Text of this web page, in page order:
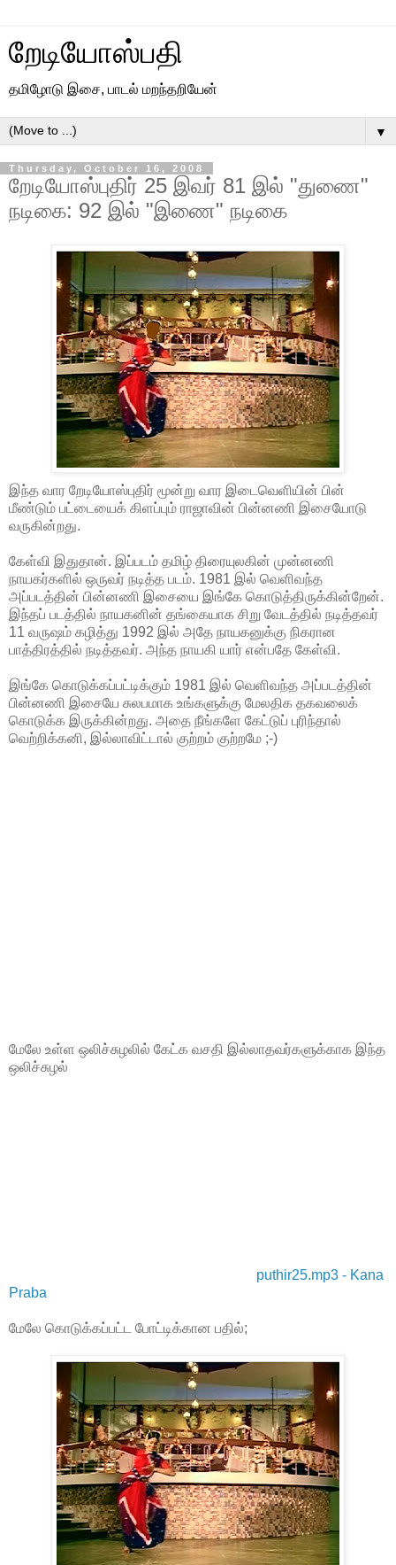
றேடியோஸ்பதி
தமிழோடு இசை, பாடல் மறந்தறியேன்
▼
Thursday, October 16, 2008
றேடியோஸ்புதிர் 25 இவர் 81 இல் "துணை"
நடிகை: 92 இல் "இணை" நடிகை
இந்த வார றேடியோஸ்புதிர் மூன்று வார இடைவெளியின் பின்
மீண்டும் பட்டையைக் கிளப்பும் ராஜாவின் பின்னணி இசையோடு
வருகின்றது.
கேள்வி இதுதான். இப்படம் தமிழ் திரையுலகின் முன்னணி
நாயகர்களில் ஒருவர் நடித்த படம். 1981 இல் வெளிவந்த
அப்படத்தின் பின்னணி இசையை இங்கே கொடுத்திருக்கின்றேன்.
இந்தப் படத்தில் நாயகனின் தங்கையாக சிறு வேடத்தில் நடித்தவர்
11 வருஷம் கழித்து 1992 இல் அதே நாயகனுக்கு நிகரான
பாத்திரத்தில் நடித்தவர். அந்த நாயகி யார் என்பதே கேள்வி.
இங்கே கொடுக்கப்பட்டிக்கும் 1981 இல் வெளிவந்த அப்படத்தின்
பின்னணி இசையே சுலபமாக உங்களுக்கு மேலதிக தகவலைக்
கொடுக்க இருக்கின்றது. அதை நீங்களே கேட்டுப் புரிந்தால்
வெற்றிக்கனி, இல்லாவிட்டால் குற்றம் குற்றமே ;-)
மேலே உள்ள ஒலிச்சுழலில் கேட்க வசதி இல்லாதவர்களுக்காக இந்த
ஒலிச்சுழல்
puthir25.mp3 - Kana
Praba
மேலே கொடுக்கப்பட்ட போட்டிக்கான பதில்;